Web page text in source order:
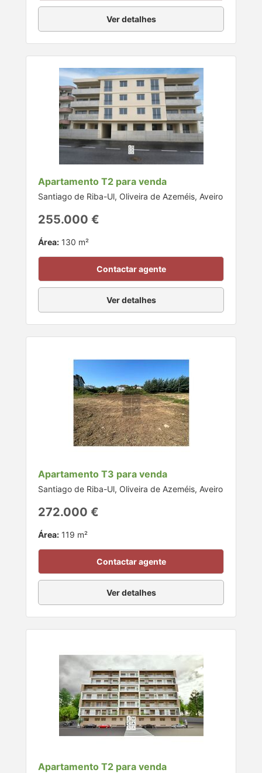
Ver detalhes
Apartamento T2 para venda
Santiago de Riba-Ul, Oliveira de Azeméis, Aveiro
255.000 €
Área: 130 m²
Contactar agente
Ver detalhes
Apartamento T3 para venda
Santiago de Riba-Ul, Oliveira de Azeméis, Aveiro
272.000 €
Área: 119 m²
Contactar agente
Ver detalhes
Apartamento T2 para venda